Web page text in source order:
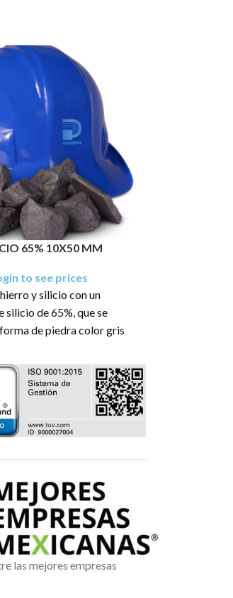
65% 10X50 MM
to see prices
y silicio con un
silicio de 65%, que se
de piedra color gris
una presentación en
las mejores empresas